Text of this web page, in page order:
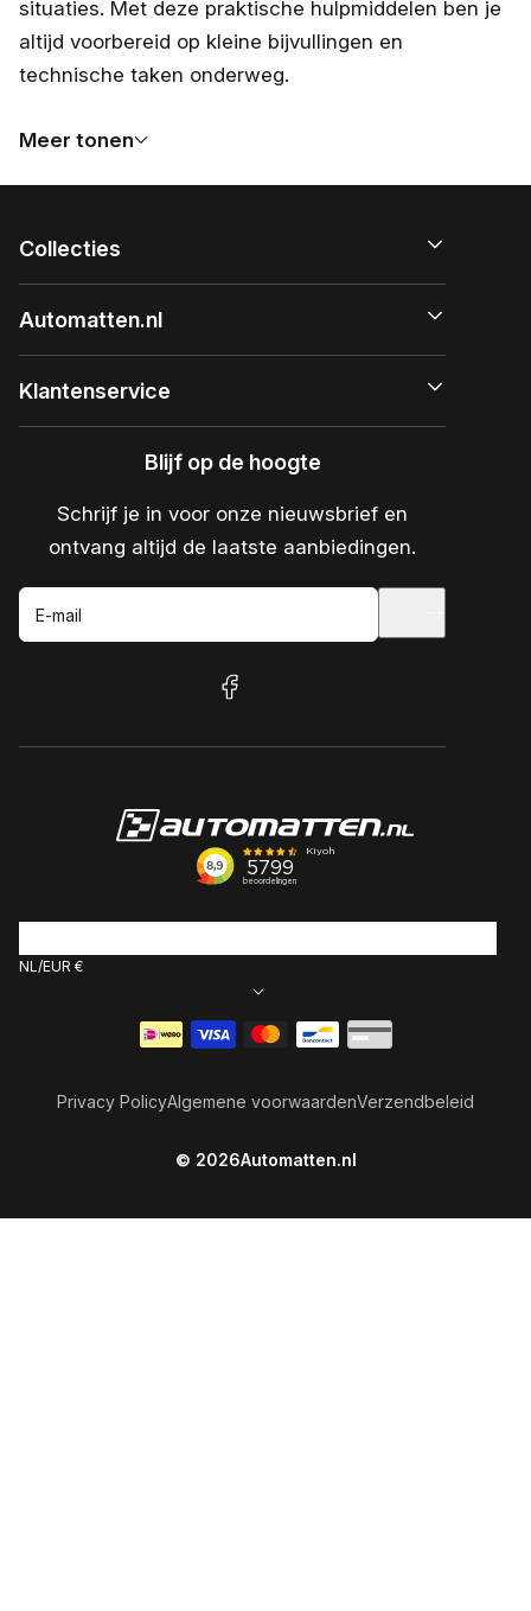
situaties. Met deze praktische hulpmiddelen ben je
altijd voorbereid op kleine bijvullingen en
technische taken onderweg.
Meer tonen
Collecties
Automatten.nl
Klantenservice
Blijf op de hoogte
Schrijf je in voor onze nieuwsbrief en
ontvang altijd de laatste aanbiedingen.
E-mail
facebook
NL EUR €
© 2026Automatten.nl
Privacy PolicyAlgemene voorwaardenVerzendbeleid
Betaalmethoden